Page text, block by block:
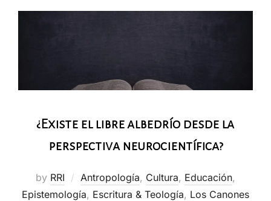
¿Existe el libre albedrío desde la
perspectiva neurocientífica?
by RRI Antropología, Cultura, Educación,
Epistemología, Escritura & Teología, Los Canones